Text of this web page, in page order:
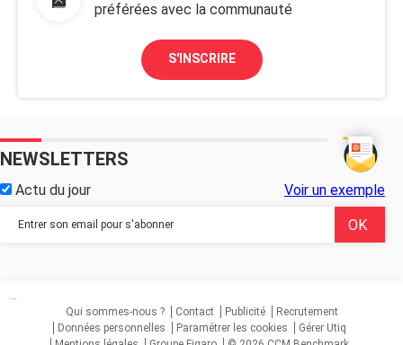
préférées avec la communauté
S'INSCRIRE
NEWSLETTERS
Actu du jour Voir un exemple
...
Qui sommes-nous ?
Contact Publicité
Recrutement
Données personnelles
Paramétrer les cookies
Gérer Utiq